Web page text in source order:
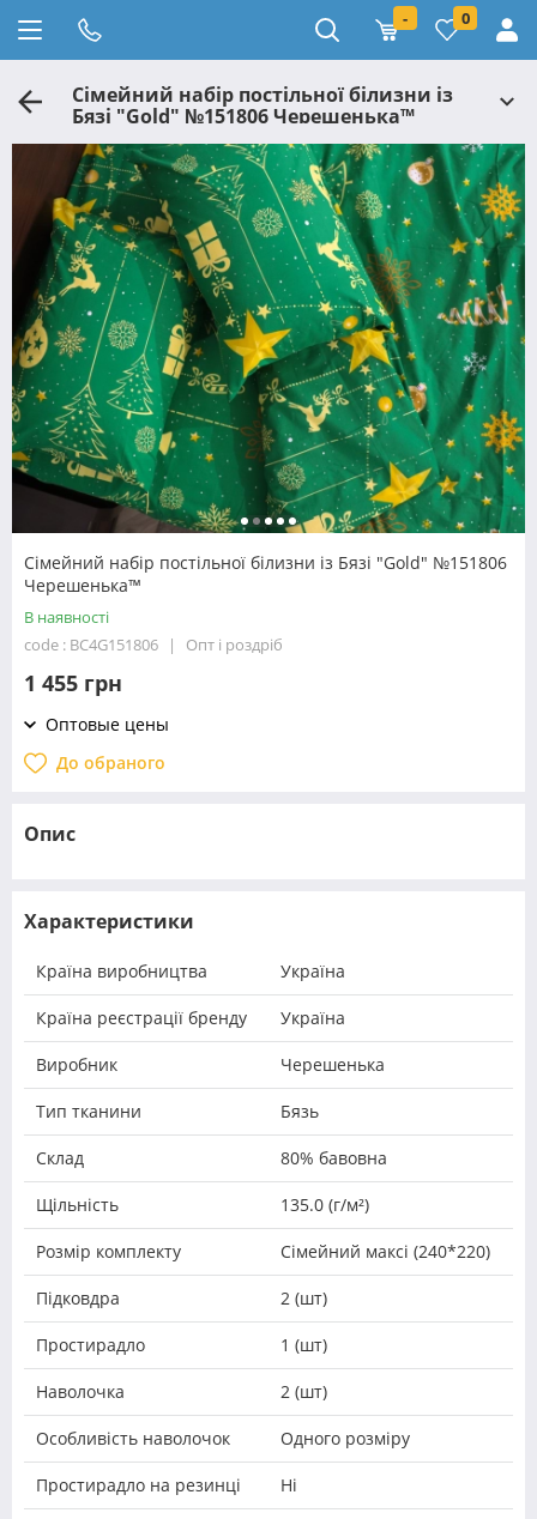
- 0
Сімейний набір постільної білизни із
Бязі "Gold" №151806 Черешенька™
Сімейний набір постільної білизни із Бязі "Gold" №151806
Черешенька™
В наявності
code : BC4G151806
Опт і роздріб
1 455 грн
Оптовые цены
До обраного
Опис
Характеристики
Країна виробництва Україна
Країна реєстрації бренду Україна
Виробник Черешенька
Тип тканини Бязь
Склад 80% бавовна
Щільність 135.0 (г/м²)
Розмір комплекту Сімейний максі (240*220)
Підковдра 2 (шт)
Простирадло 1 (шт)
Наволочка 2 (шт)
Особливість наволочок Одного розміру
Простирадло на резинці Ні